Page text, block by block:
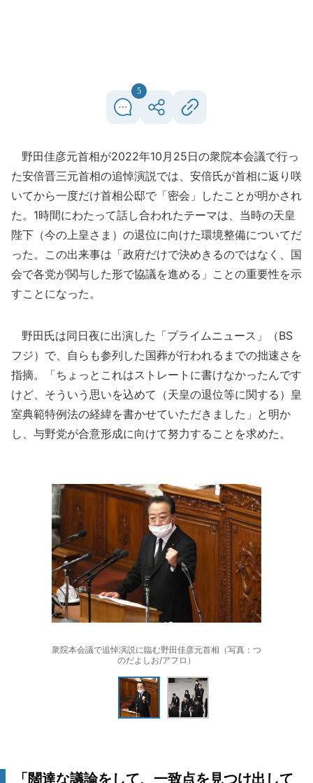
5
野田佳彦元首相が2022年10月25日の衆院本会議で行っ
た安倍晋三元首相の追悼演説では、安倍氏が首相に返り咲
いてから一度だけ首相公邸で「密会」したことが明かされ
た。1時間にわたって話し合われたテーマは、当時の天皇
陛下（今の上皇さま）の退位に向けた環境整備についてだ
った。この出来事は「政府だけで決めきるのではなく、国
会で各党が関与した形で協議を進める」ことの重要性を示
すことになった。
野田氏は同日夜に出演した「プライムニュース」（BS
フジ）で、自らも参列した国葬が行われるまでの拙速さを
指摘。「ちょっとこれはストレートに書けなかったんです
けど、そういう思いを込めて（天皇の退位等に関する）皇
室典範特例法の経緯を書かせていただきました」と明か
し、与野党が合意形成に向けて努力することを求めた。
衆院本会議で追悼演説に臨む野田佳彦元首相（写真：つ
のだよしお/アフロ）
「闊達な議論をして、一致点を見つけ出して